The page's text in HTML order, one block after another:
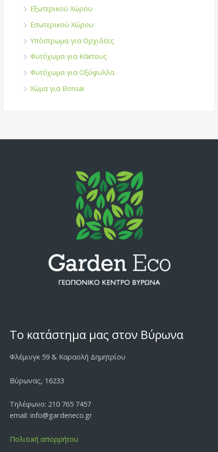
Εξωτερικού Χώρου
Εσωτερικού Χώρου
Υπόστρωμα για Ορχιδέες
Φυτόχωμα για Κάκτους
Φυτόχωμα για Οξύφυλλα
Χώμα για Bonsai
Το κατάστημα μας στον Βύρωνα
Φλέμινγκ 59 & Καραολή Δημητρίου
Βύρωνας, 16233
Τηλέφωνο: 210 765 7457
email: info@gardeneco.gr
Πολιτική απορρήτου